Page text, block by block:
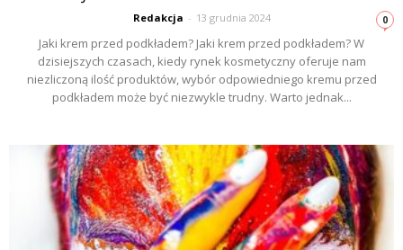
Redakcja - 13 grudnia 2024 0
Jaki krem przed podkładem? Jaki krem przed podkładem? W
dzisiejszych czasach, kiedy rynek kosmetyczny oferuje nam
niezliczoną ilość produktów, wybór odpowiedniego kremu przed
podkładem może być niezwykle trudny. Warto jednak...